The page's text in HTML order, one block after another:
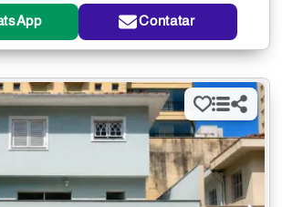
Contatar